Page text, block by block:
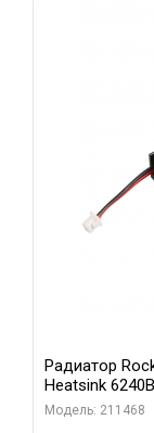
Радиатор
Heatsink 6240B
Модель: 211468